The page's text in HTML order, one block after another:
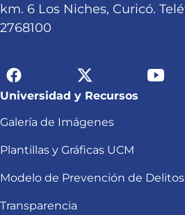
km. 6 Los Niches, Curicó.
2768100
Universidad y Recursos
Galería de Imágenes
Plantillas y Gráficas UCM
Modelo de Prevención de Delitos
Transparencia